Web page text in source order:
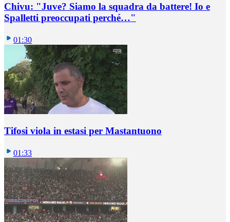
Chivu: "Juve? Siamo la squadra da battere! Io e
Spalletti preoccupati perché…"
01:30
Tifosi viola in estasi per Mastantuono
01:33